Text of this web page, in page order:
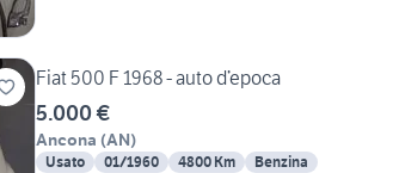
Fiat 500 F 1968 - auto d’epoca
5.000 €
Ancona (AN)
Usato 01/1960 4800 Km Benzina